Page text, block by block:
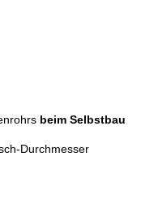
beim Selbstbau
Durchmesser